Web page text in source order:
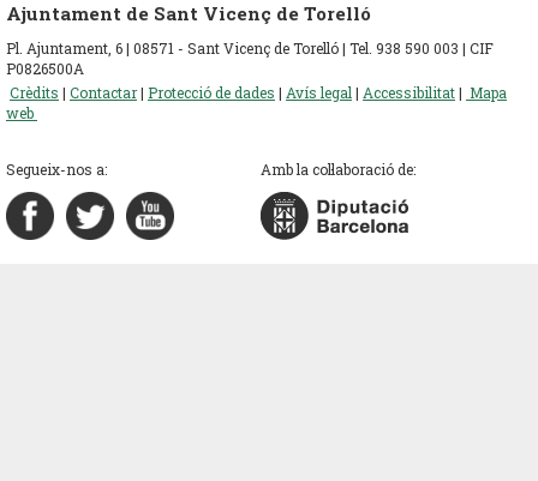
Ajuntament de Sant Vicenç de Torelló
Pl. Ajuntament, 6 | 08571 - Sant Vicenç de Torelló | Tel. 938 590 003 | CIF
P0826500A
Crèdits | Contactar| Protecció de dades | Avís legal | Accessibilitat| Mapa
web
Segueix-nos a: Amb la col·laboració de: